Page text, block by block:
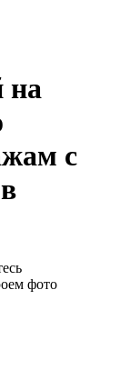
на
с
фото